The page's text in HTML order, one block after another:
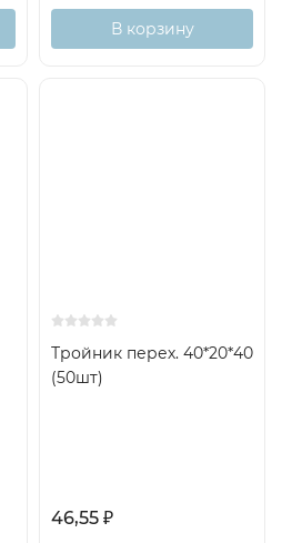
В корзину
Тройник перех. 40*20*40
(50шт)
46,55 ₽